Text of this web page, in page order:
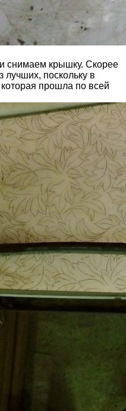
снимаем крышку. Скорее
лучших, поскольку в
прошла по всей